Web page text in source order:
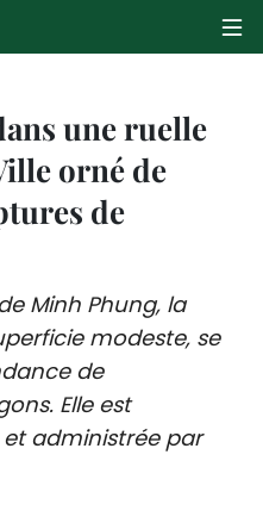
une ruelle
orné de
de
Minh Phung, la
modeste, se
de
Elle est
administrée par